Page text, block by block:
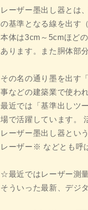
レーザー墨出し器とは
の基準となる線を出す
本体は3cm～5cmほど
あります。また胴体部
その名の通り墨を出す
事などの建築業で使わ
最近では「基準出しツ
場で活躍しています。
レーザー墨出し器とい
レーザー※ などとも呼
☆最近ではレーザー測
そういった最新、デジ